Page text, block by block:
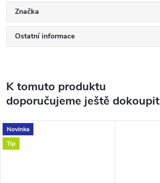
Značka
Ostatní informace
K tomuto produktu
doporučujeme ještě dokoupit
Novinka
Tip